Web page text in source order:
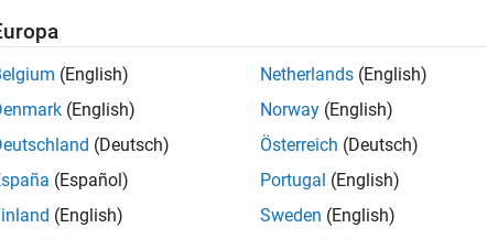
int countOverflows,
int countDivisionsByZero,
(English)
(English)
(Deutsch)
(Español)
(English)
Netherlands (English)
Norway (English)
Österreich (Deutsch)
Portugal (English)
Sweden (English)